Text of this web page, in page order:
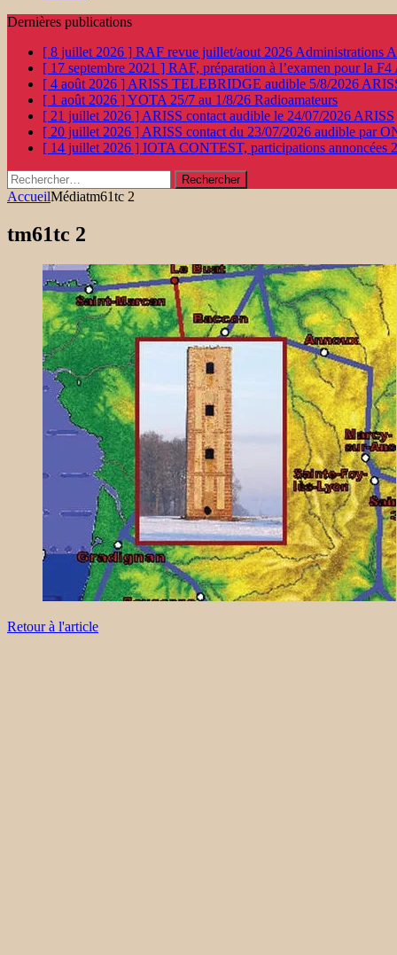
Dernières publications
[ 8 juillet 2026 ] RAF revue juillet/aout 2026 Administrations
[ 17 septembre 2021 ] RAF, préparation à l’examen pour la F4
[ 4 août 2026 ] ARISS TELEBRIDGE audible 5/8/2026
[ 1 août 2026 ]YOTA 25/7 au 1/8/26 Radioamateurs
[ 21 juillet 2026 ] ARISS contact audible le 24/07/2026 ARISS
[ 20 juillet 2026 ] ARISS contact du 23/07/2026 audible par
[ 14 juillet 2026 ] IOTA CONTEST, participations annoncées
Rechercher :
AccueilMédiatm61tc 2
tm61tc 2
Retour à l'article